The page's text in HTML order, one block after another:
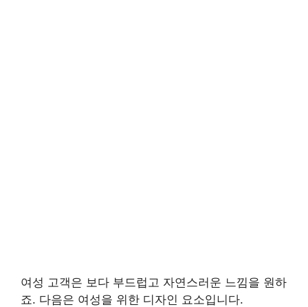
여성 고객은 보다 부드럽고 자연스러운 느낌을 원하
죠. 다음은 여성을 위한 디자인 요소입니다.